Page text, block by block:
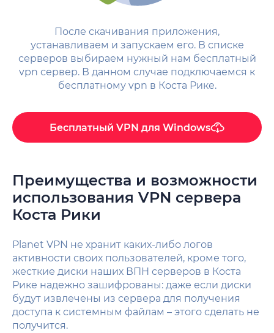
После скачивания приложения,
устанавливаем и запускаем его. В списке
серверов выбираем нужный нам бесплатный
vpn сервер. В данном случае подключаемся к
бесплатному vpn в Коста Рике.
Бесплатный VPN для Windows
Преимущества и возможности
использования VPN сервера
Коста Рики
Planet VPN не хранит каких-либо логов
активности своих пользователей, кроме того,
жесткие диски наших ВПН серверов в Коста
Рике надежно зашифрованы: даже если диски
будут извлечены из сервера для получения
доступа к системным файлам – этого сделать не
получится.